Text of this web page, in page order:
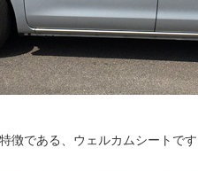
徴である、ウェルカムシートで